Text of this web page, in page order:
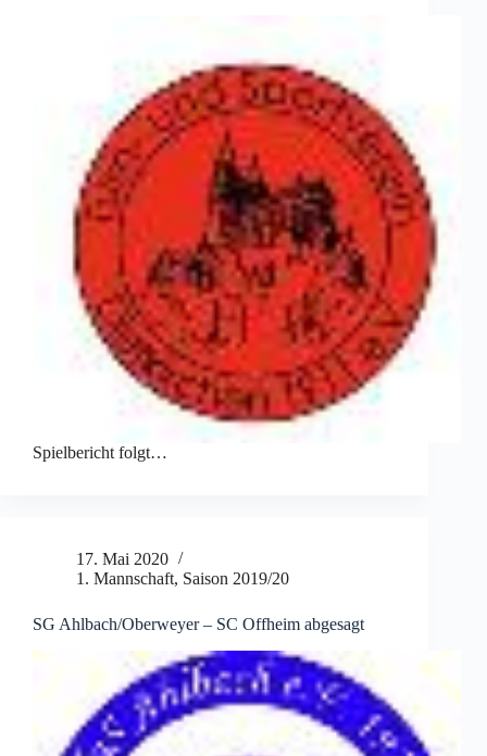
Spielbericht folgt…
17. Mai 2020
1. Mannschaft, Saison 2019/20
SG Ahlbach/​Oberweyer – SC Offheim abgesagt